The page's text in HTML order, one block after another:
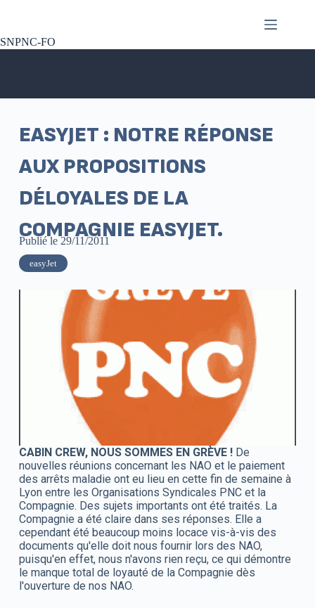
SNPNC-FO
EASYJET : NOTRE RÉPONSE
AUX PROPOSITIONS
DÉLOYALES DE LA
COMPAGNIE EASYJET.
Publié le 29/11/2011
easyJet
CABIN CREW, NOUS SOMMES EN GRÈVE !De
nouvelles réunions concernant les NAO et le paiement
des arrêts maladie ont eu lieu en cette fin de semaine à
Lyon entre les Organisations Syndicales PNC et la
Compagnie. Des sujets importants ont été traités. La
Compagnie a été claire dans ses réponses. Elle a
cependant été beaucoup moins locace vis-à-vis des
documents qu'elle doit nous fournir lors des NAO,
puisqu'en effet, nous n'avons rien reçu, ce qui démontre
le manque total de loyauté de la Compagnie dès
l'ouverture de nos NAO.